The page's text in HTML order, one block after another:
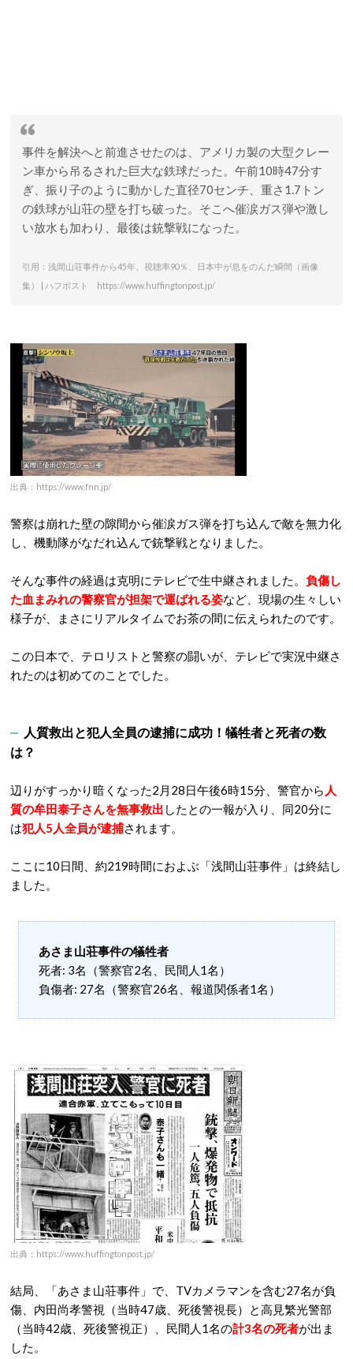
事件を解決へと前進させたのは、アメリカ製の大型クレー
ン車から吊るされた巨大な鉄球だった。午前10時47分す
ぎ、振り子のように動かした直径70センチ、重さ1.7トン
の鉄球が山荘の壁を打ち破った。そこへ催涙ガス弾や激し
い放水も加わり、最後は銃撃戦になった。
引用：浅間山荘事件から45年。視聴率90％、日本中が息をのんだ瞬間（画像
集） | ハフポスト https://www.huffingtonpost.jp/
出典：https://www.fnn.jp/
警察は崩れた壁の隙間から催涙ガス弾を打ち込んで敵を無力化
し、機動隊がなだれ込んで銃撃戦となりました。
そんな事件の経過は克明にテレビで生中継されました。 負傷し
た血まみれの警察官が担架で運ばれる姿など、現場の生々しい
様子が、まさにリアルタイムでお茶の間に伝えられたのです。
この日本で、テロリストと警察の闘いが、テレビで実況中継さ
れたのは初めてのことでした。
人質救出と犯人全員の逮捕に成功！犠牲者と死者の数
は？
辺りがすっかり暗くなった2月28日午後6時15分、警官から 人
質の牟田泰子さんを無事救出 したとの一報が入り、同20分に
は犯人5人全員が逮捕されます。
ここに10日間、約219時間におよぶ「浅間山荘事件」は終結し
ました。
あさま山荘事件の犠牲者
死者‎: ‎3名（警察官2名、民間人1名）
負傷者‎: ‎27名（警察官26名、報道関係者1名）
出典：https://www.huffingtonpost.jp/
結局、「あさま山荘事件」で、TVカメラマンを含む27名が負
傷、内田尚孝警視（当時47歳、死後警視長）と高見繁光警部
（当時42歳、死後警視正）、民間人1名の計3名の死者が出ま
した。